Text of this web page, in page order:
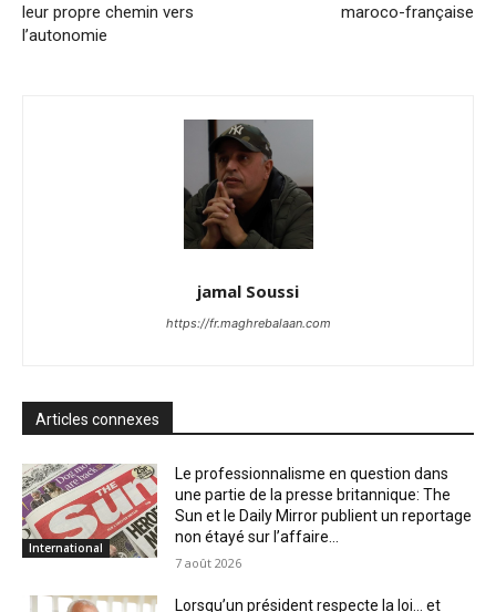
leur propre chemin vers
l’autonomie
maroco-française
jamal Soussi
https://fr.maghrebalaan.com
Articles connexes
International
Le professionnalisme en question dans
une partie de la presse britannique: The
Sun et le Daily Mirror publient un reportage
non étayé sur l’affaire...
7 août 2026
Lorsqu’un président respecte la loi… et